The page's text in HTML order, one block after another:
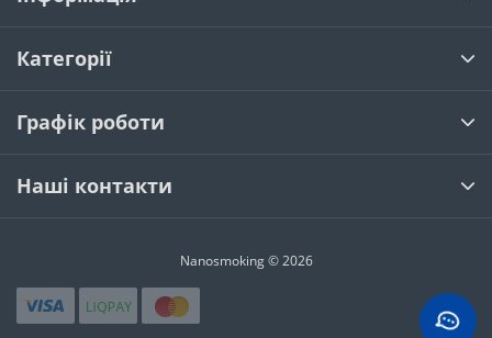
Категорії
Графік роботи
Наші контакти
Nanosmoking © 2026